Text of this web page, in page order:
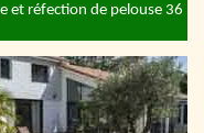
et réfection de pelouse 36